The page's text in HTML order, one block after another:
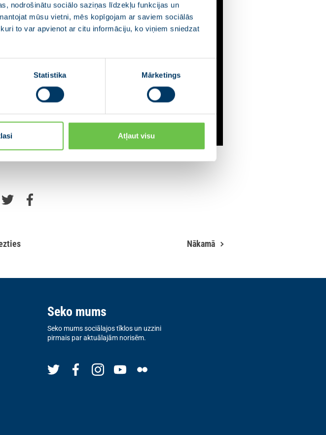
nodrošinātu sociālo saziņas līdzekļu funkcijas un
mūsu vietni, mēs kopīgojam ar saviem sociālās
to var apvienot ar citu informāciju, ko viņiem sniedzat
Statistika Mārketings
Atļaut visu
Nākamā
Seko mums
Seko mums sociālajos tīklos un uzzini
pirmais par aktuālajām norisēm.